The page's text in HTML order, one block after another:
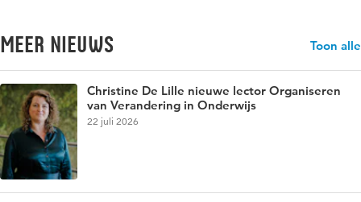
Meer nieuws Toon alle
Christine De Lille nieuwe lector Organiseren
van Verandering in Onderwijs
22 juli 2026